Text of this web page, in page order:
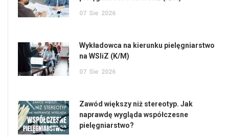
07 Sie 2026
Wykładowca na kierunku pielęgniarstwo
na WSIiZ (K/M)
07 Sie 2026
Zawód większy niż stereotyp. Jak
naprawdę wygląda współczesne
pielęgniarstwo?